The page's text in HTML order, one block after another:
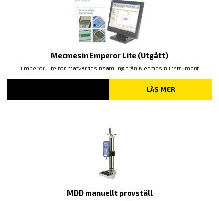
Mecmesin Emperor Lite (Utgått)
Emperor Lite för mätvärdesinsamling från Mecmesin instrument
LÄS MER
MDD manuellt provställ